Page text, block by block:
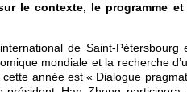
le contexte, le programme
de Saint-
mondiale et la recherche
année est « Dialogue